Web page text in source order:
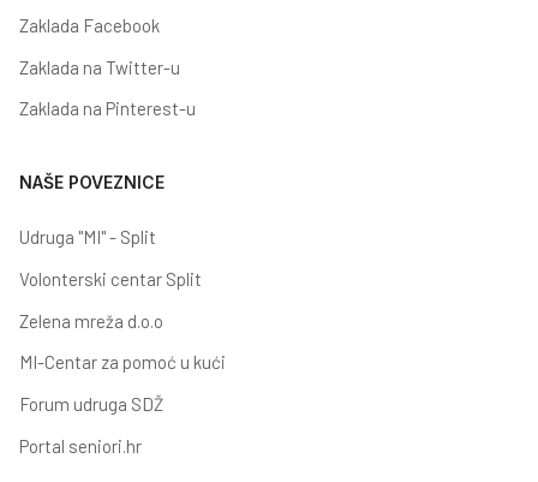
Zaklada Facebook
Zaklada na Twitter-u
Zaklada na Pinterest-u
NAŠE POVEZNICE
Udruga "MI" - Split
Volonterski centar Split
Zelena mreža d.o.o
MI-Centar za pomoć u kući
Forum udruga SDŽ
Portal seniori.hr